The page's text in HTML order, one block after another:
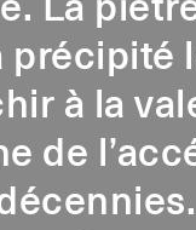
La
précipité
à la
de